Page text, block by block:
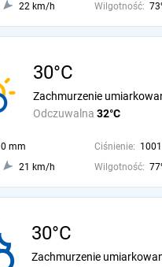
22 km/h Wilgotność:
30°C
Odczuwalna 32°C
Zachmurzenie
0 mm Ciśnienie:
21 km/h Wilgotność:
30°C
Zachmurzenie